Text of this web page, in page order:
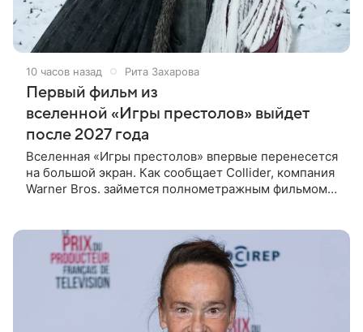
10 часов назад Рита Захарова
Первый фильм из
вселенной «Игры престолов» выйдет
после 2027 года
Вселенная «Игры престолов» впервые перенесется
на большой экран. Как сообщает Collider, компания
Warner Bros. займется полнометражным фильмом